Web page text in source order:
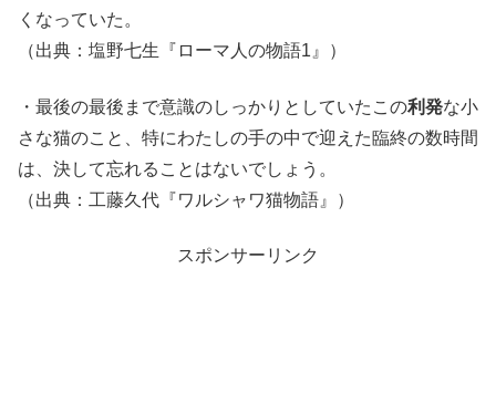
くなっていた。
（出典：塩野七生『ローマ人の物語1』）
・最後の最後まで意識のしっかりとしていたこの利発な小
さな猫のこと、特にわたしの手の中で迎えた臨終の数時間
は、決して忘れることはないでしょう。
（出典：工藤久代『ワルシャワ猫物語』）
スポンサーリンク